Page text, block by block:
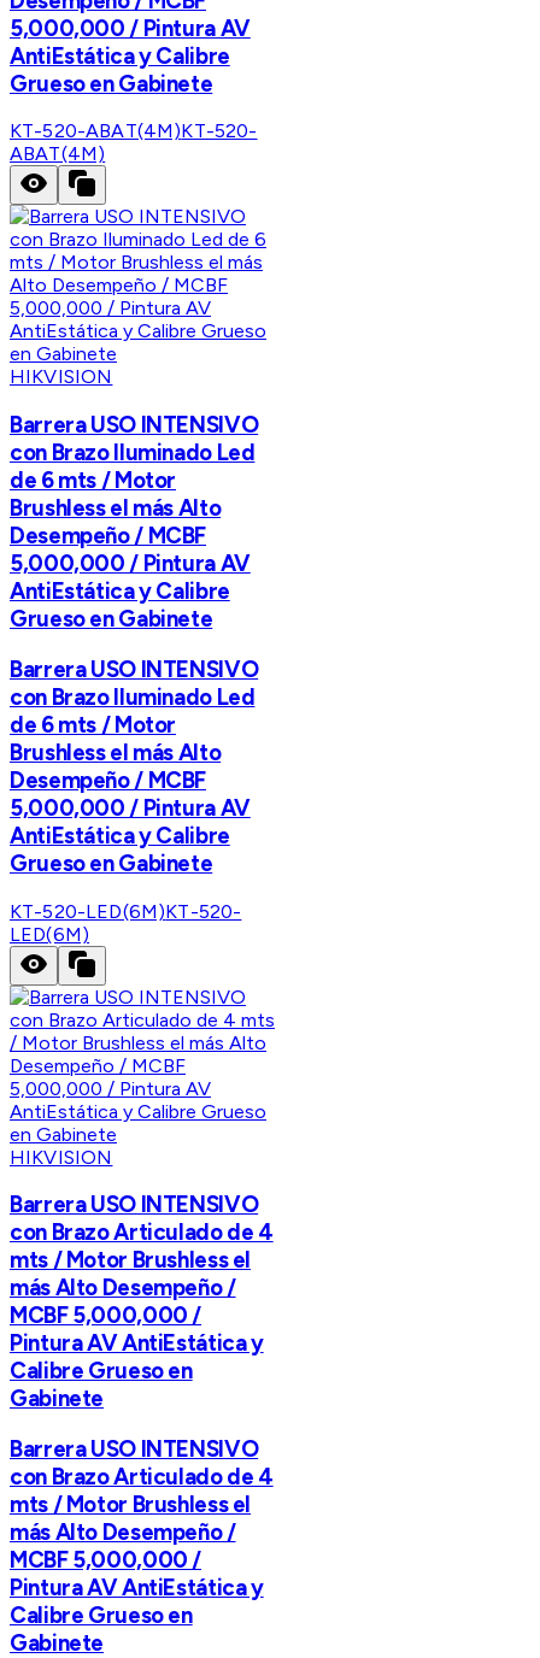
5,000,000 / Pintura AV
AntiEstática y Calibre
Grueso en Gabinete
KT-520-ABAT(4M)KT-520-
ABAT(4M)
HIKVISION
Barrera USO INTENSIVO
con Brazo Iluminado Led
de 6 mts / Motor
Brushless el más Alto
Desempeño / MCBF
5,000,000 / Pintura AV
AntiEstática y Calibre
Grueso en Gabinete
Barrera USO INTENSIVO
con Brazo Iluminado Led
de 6 mts / Motor
Brushless el más Alto
Desempeño / MCBF
5,000,000 / Pintura AV
AntiEstática y Calibre
Grueso en Gabinete
KT-520-LED(6M)KT-520-
LED(6M)
HIKVISION
Barrera USO INTENSIVO
con Brazo Articulado de 4
mts / Motor Brushless el
más Alto Desempeño /
MCBF 5,000,000 /
Pintura AV AntiEstática y
Calibre Grueso en
Gabinete
Barrera USO INTENSIVO
con Brazo Articulado de 4
mts / Motor Brushless el
más Alto Desempeño /
MCBF 5,000,000 /
Pintura AV AntiEstática y
Calibre Grueso en
Gabinete